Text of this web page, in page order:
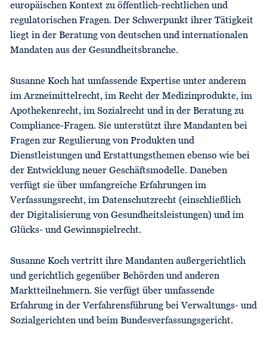
europäischen Kontext zu öffentlich-rechtlichen und
regulatorischen Fragen. Der Schwerpunkt ihrer Tätigkeit
liegt in der Beratung von deutschen und internationalen
Mandaten aus der Gesundheitsbranche.
Susanne Koch hat umfassende Expertise unter anderem
im Arzneimittelrecht, im Recht der Medizinprodukte, im
Apothekenrecht, im Sozialrecht und in der Beratung zu
Compliance-Fragen. Sie unterstützt ihre Mandanten bei
Fragen zur Regulierung von Produkten und
Dienstleistungen und Erstattungsthemen ebenso wie bei
der Entwicklung neuer Geschäftsmodelle. Daneben
verfügt sie über umfangreiche Erfahrungen im
Verfassungsrecht, im Datenschutz­recht (einschließlich
der Digitalisierung von Gesundheitsleistungen) und im
Glücks- und Gewinnspielrecht.
Susanne Koch vertritt ihre Mandanten außergerichtlich
und gerichtlich gegenüber Behörden und anderen
Marktteil­nehmern. Sie verfügt über umfassende
Erfahrung in der Verfahrensführung bei Verwaltungs- und
Sozialgerichten und beim Bundesverfassungsgericht.